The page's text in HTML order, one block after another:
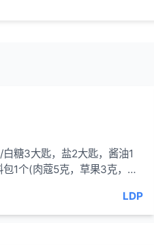
糖3大匙，盐2大匙，酱油1
1个(肉蔻5克，草果3克，香
LDP